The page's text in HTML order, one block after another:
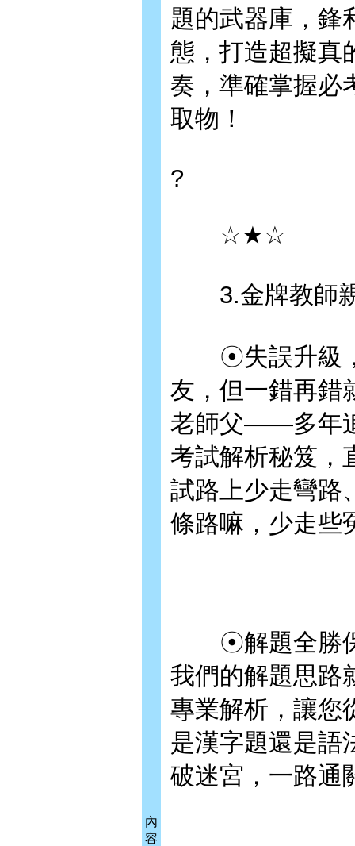
內
容
題的武器庫，鋒
態，打造超擬真
奏，準確掌握必
取物！
?
☆★☆
3.金牌教師親
☉失誤升級，
友，但一錯再錯
老師父——多年
考試解析秘笈，
試路上少走彎路
條路嘛，少走些
☉解題全勝保
我們的解題思路
專業解析，讓您
是漢字題還是語
破迷宮，一路通